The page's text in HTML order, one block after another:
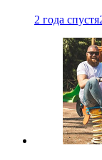
2 года спустя